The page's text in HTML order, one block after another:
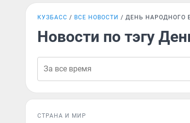
КУЗБАСС ВСЕ НОВОСТИ ДЕНЬ НАРОДНОГО
Новости по тэгу
СТРАНА И МИР